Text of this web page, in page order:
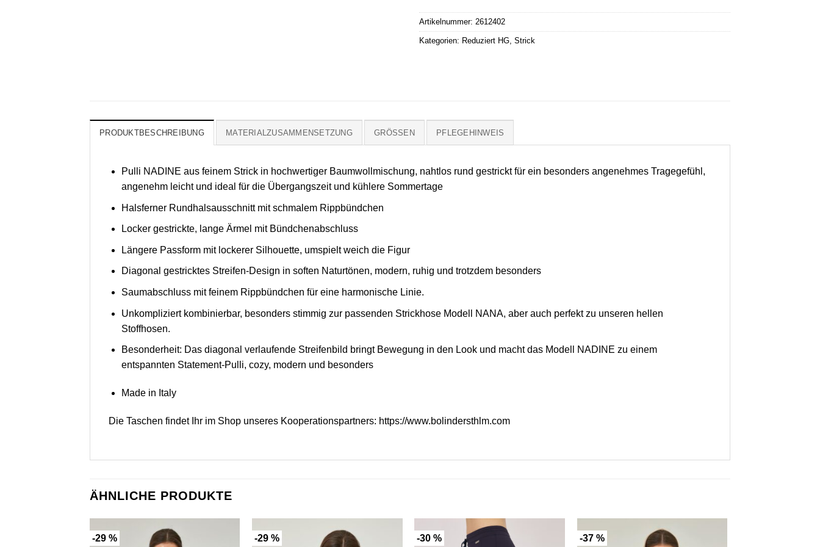
Artikelnummer: 2612402
Kategorien: Reduziert HG, Strick
PRODUKTBESCHREIBUNG MATERIALZUSAMMENSETZUNG GRÖSSEN PFLEGEHINWEIS
Pulli NADINE aus feinem Strick in hochwertiger Baumwollmischung, nahtlos rund gestrickt für ein besonders angenehmes Tragegefühl,
angenehm leicht und ideal für die Übergangszeit und kühlere Sommertage
Halsferner Rundhalsausschnitt mit schmalem Rippbündchen
Locker gestrickte, lange Ärmel mit Bündchenabschluss
Längere Passform mit lockerer Silhouette, umspielt weich die Figur
Diagonal gestricktes Streifen-Design in soften Naturtönen, modern, ruhig und trotzdem besonders
Saumabschluss mit feinem Rippbündchen für eine harmonische Linie.
Unkompliziert kombinierbar, besonders stimmig zur passenden Strickhose Modell NANA, aber auch perfekt zu unseren hellen
Stoffhosen.
Besonderheit: Das diagonal verlaufende Streifenbild bringt Bewegung in den Look und macht das Modell NADINE zu einem
entspannten Statement-Pulli, cozy, modern und besonders
Made in Italy
Die Taschen findet Ihr im Shop unseres Kooperationspartners: https://www.bolindersthlm.com
ÄHNLICHE PRODUKTE
-29 % -29 % -30 % -37 %